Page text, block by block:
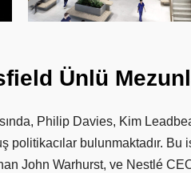
Ünlü
Philip Davies, Kim
bulunmaktadır. Bu
John Warhurst, ve Nestlé